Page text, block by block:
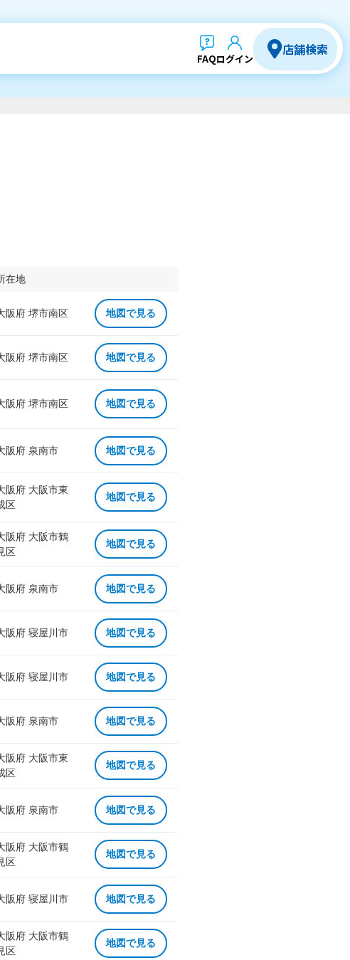
FAQログイン
店舗検索
在地
阪府 堺市南区 地図で見る
阪府 堺市南区 地図で見る
阪府 堺市南区 地図で見る
阪府 泉南市 地図で見る
阪府 大阪市東
区
地図で見る
阪府 大阪市鶴
区
地図で見る
阪府 泉南市 地図で見る
阪府 寝屋川市 地図で見る
阪府 寝屋川市 地図で見る
阪府 泉南市 地図で見る
阪府 大阪市東
区
地図で見る
阪府 泉南市 地図で見る
阪府 大阪市鶴
区
地図で見る
阪府 寝屋川市 地図で見る
阪府 大阪市鶴
区
地図で見る